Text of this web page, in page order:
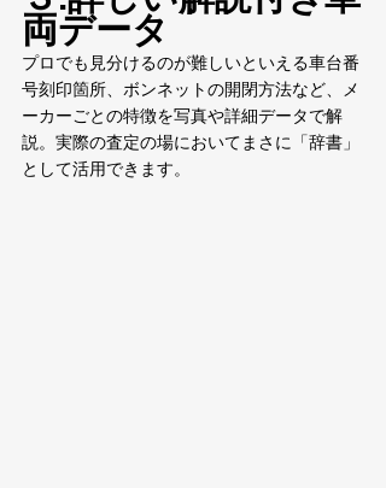
両データ
プロでも見分けるのが難しいといえる車台番
号刻印箇所、ボンネットの開閉方法など、メ
ーカーごとの特徴を写真や詳細データで解
説。実際の査定の場においてまさに「辞書」
として活用できます。